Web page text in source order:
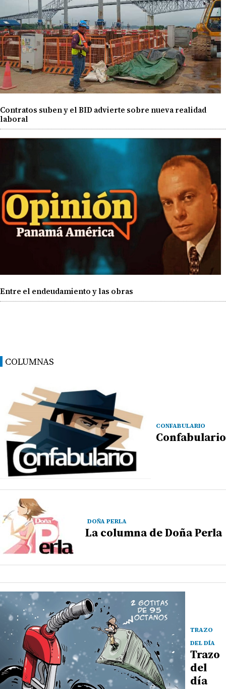
Contratos suben y el BID advierte sobre nueva realidad
laboral
Entre el endeudamiento y las obras
COLUMNAS
CONFABULARIO
Confabulario
DOÑA PERLA
La columna de Doña Perla
TRAZO
DEL DÍA
Trazo
del
día